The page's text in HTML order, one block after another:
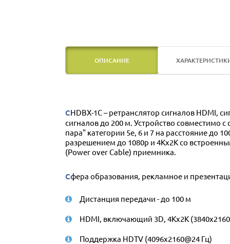
ОПИСАНИЕ
CHDBX-1C – ретранслятор сигналов HDMI, сигналов управления RS-232 и ИК контроля по витой паре, позволяющий увеличить дальность передачи
сигналов до 200 м. Устройство совместимо
пара" категории 5е, 6 и 7 на расстояние до
разрешением до 1080p и 4Kх2K со
(Power over Cable) приемника.
Сфера образования, рекламное и
Дистанция передачи - до 100 м
HDMI, включающий 3D, 4Kх2K
Поддержка HDTV (4096x2160@24 Гц)